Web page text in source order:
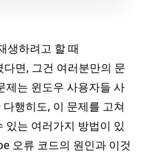
생하려고 할 때
면, 그건 여러분만의 문
제는 윈도우 사용자들 사
행히도, 이 문제를 고쳐
있는 여러가지 방법이 있
오류 코드의 원인과 이것